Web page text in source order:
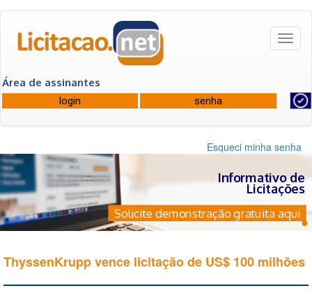
Área de assinantes
Esqueci minha senha
Informativo de
Licitações
Solicite demonstração gratuita aqui
ThyssenKrupp vence licitação de US$ 100 milhões